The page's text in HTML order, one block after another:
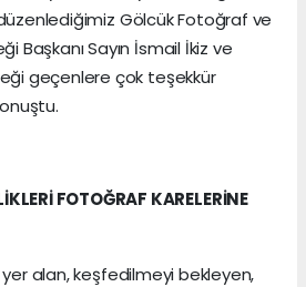
düzenlediğimiz Gölcük Fotoğraf ve
Başkanı Sayın İsmail İkiz ve
geçenlere çok teşekkür
FOTOĞRAF KARELERİNE
yer alan, keşfedilmeyi bekleyen,